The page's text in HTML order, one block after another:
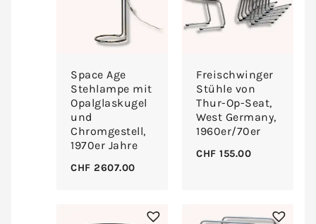
Space Age
Stehlampe mit
Opalglaskugel
und
Chromgestell,
1970er Jahre
CHF 2607.00
Freischwinger
Stühle von
Thur-Op-Seat,
West Germany,
1960er/70er
CHF 155.00